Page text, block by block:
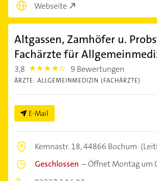
Webseite
Altgassen, Zamhöfer u.
Fachärzte für
3,8 3.8 9 Bewertungen
ÄRZTE: ALLGEMEINMEDIZIN (FACHÄRZTE)
E-Mail
Kemnastr. 18,44866 Bochum
Geschlossen –Öffnet Montag um